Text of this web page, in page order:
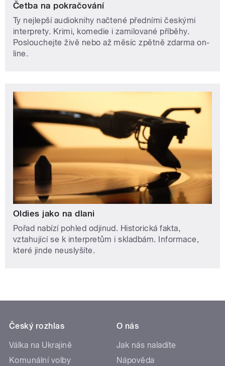
Četba na pokračování
Ty nejlepší audioknihy načtené předními českými
interprety. Krimi, komedie i zamilované příběhy.
Poslouchejte živě nebo až měsíc zpětně zdarma on-
line.
Oldies jako na dlani
Pořad nabízí pohled odjinud. Historická fakta,
vztahující se k interpretům i skladbám. Informace,
které jinde neuslyšíte.
Český rozhlas
Válka na Ukrajině
Komunální volby
O nás
Jak nás naladíte
Nápověda